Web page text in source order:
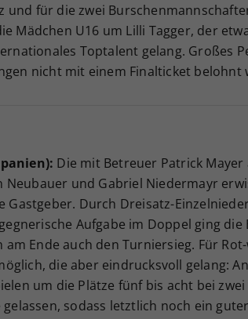
für die zwei
Mädchen U16 um Lilli Tagger, der
Toptalent gelang. Großes
nicht mit einem Finalticket belohnt
Die mit Betreuer Patrick Mayer
Neubauer und Gabriel Niedermayr
Gastgeber. Durch Dreisatz-
Aufgabe im Doppel ging die
Ende auch den Turniersieg. Für
die aber eindrucksvoll gelang:
um die Plätze fünf bis acht bei zwei
sodass letztlich noch ein